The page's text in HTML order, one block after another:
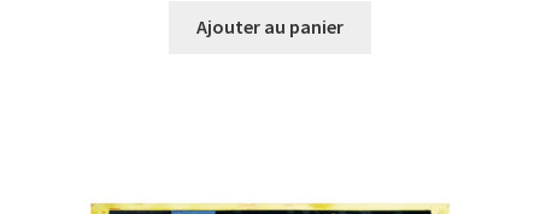
Ajouter au panier